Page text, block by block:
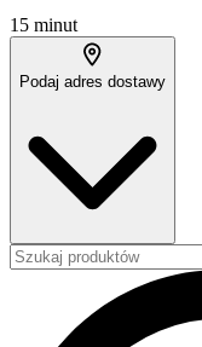
15 minut
Podaj adres dostawy